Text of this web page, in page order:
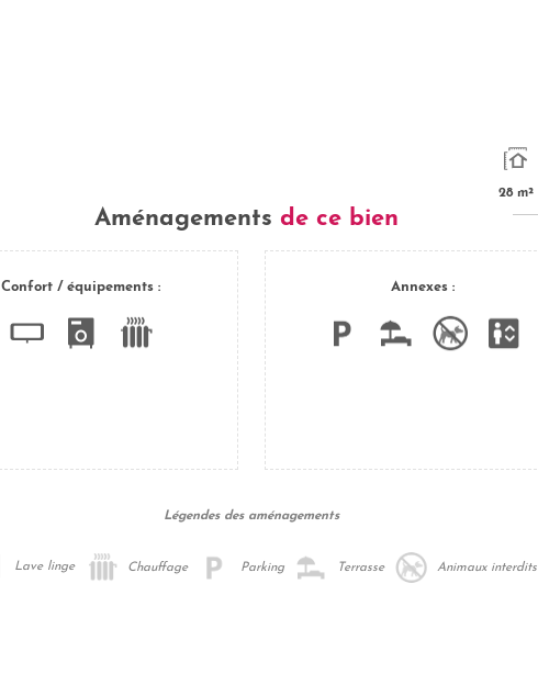
28 m²
Aménagements de ce bien
Confort / équipements : Annexes :
Légendes des aménagements
Lave linge Chauffage Parking Terrasse Animaux interdits